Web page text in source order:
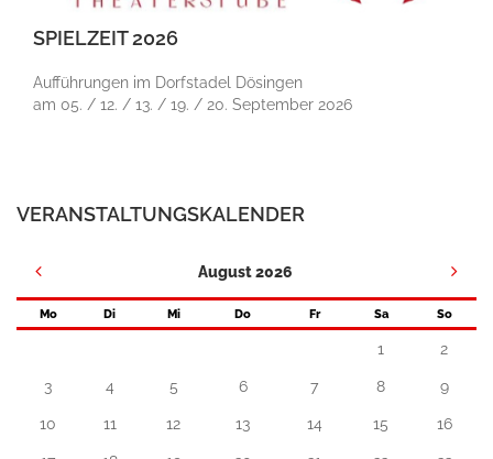
SPIELZEIT 2026
Aufführungen im Dorfstadel Dösingen
am 05. / 12. / 13. / 19. / 20. September 2026
VERANSTALTUNGSKALENDER
August 2026
Mo Di Mi Do Fr Sa So
1 2
3 4 5 6 7 8 9
10 11 12 13 14 15 16